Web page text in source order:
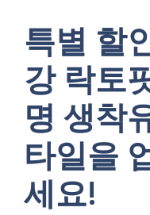
특별 할
강 락토
명 생착
타일을
세요!